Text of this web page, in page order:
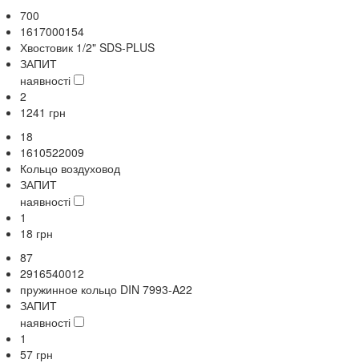
700
1617000154
Хвостовик 1/2" SDS-PLUS
ЗАПИТ
наявності
2
1241 грн
18
1610522009
Кольцо воздуховод
ЗАПИТ
наявності
1
18 грн
87
2916540012
пружинное кольцо DIN 7993-A22
ЗАПИТ
наявності
1
57 грн